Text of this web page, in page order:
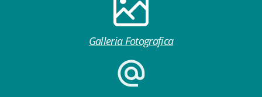
Galleria Fotografica